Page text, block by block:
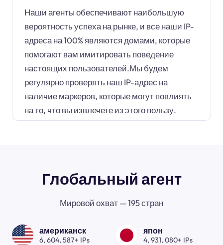
Наши агенты обеспечивают наибольшую
вероятность успеха на рынке, и все наши IP-
адреса на 100% являются домами, которые
помогают вам имитировать поведение
настоящих пользователей.Мы будем
регулярно проверять наш IP-адрес на
наличие маркеров, которые могут повлиять
на то, что вы извлечете из этого пользу.
Глобальный агент
Мировой охват — 195 стран
американск
6, 604, 587+ IPs
япон
4, 931, 080+ IPs